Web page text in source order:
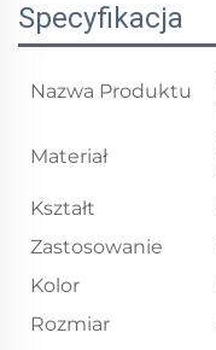
Specyfikacja
Nazwa Produktu
Materiał
Kształt
Zastosowanie
Kolor
Rozmiar